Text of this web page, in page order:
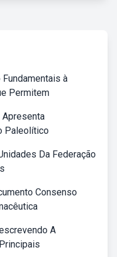
à
Permitem
Apresenta
Paleolítico
Da Federação
Consenso
A